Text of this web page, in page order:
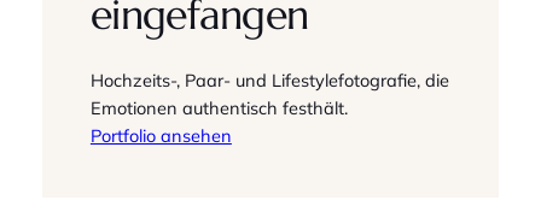
eingefangen
Hochzeits-, Paar- und Lifestylefotografie, die
Emotionen authentisch festhält.
Portfolio ansehen